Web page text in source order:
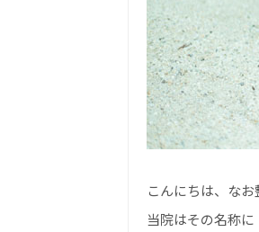
こんにちは、なお
当院はその名称